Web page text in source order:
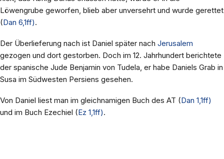
Löwengrube geworfen, blieb aber unversehrt und wurde gerettet
(Dan 6,1ff).
Der Überlieferung nach ist Daniel später nach Jerusalem
gezogen und dort gestorben. Doch im 12. Jahrhundert berichtete
der spanische Jude Benjamin von Tudela, er habe Daniels Grab in
Susa im Südwesten Persiens gesehen.
Von Daniel liest man im gleichnamigen Buch des AT (Dan 1,1ff)
und im Buch Ezechiel (Ez 1,1ff).